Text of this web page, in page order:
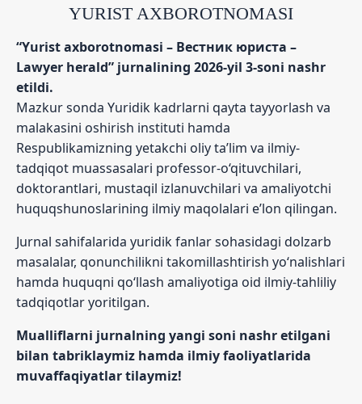
YURIST AXBOROTNOMASI
“Yurist axborotnomasi – Вестник юриста –
Lawyer herald” jurnalining 2026-yil 3-soni nashr
etildi.
Mazkur sonda Yuridik kadrlarni qayta tayyorlash va
malakasini oshirish instituti hamda
Respublikamizning yetakchi oliy ta’lim va ilmiy-
tadqiqot muassasalari professor-o‘qituvchilari,
doktorantlari, mustaqil izlanuvchilari va amaliyotchi
huquqshunoslarining ilmiy maqolalari e’lon qilingan.
Jurnal sahifalarida yuridik fanlar sohasidagi dolzarb
masalalar, qonunchilikni takomillashtirish yo‘nalishlari
hamda huquqni qo‘llash amaliyotiga oid ilmiy-tahliliy
tadqiqotlar yoritilgan.
Mualliflarni jurnalning yangi soni nashr etilgani
bilan tabriklaymiz hamda ilmiy faoliyatlarida
muvaffaqiyatlar tilaymiz!